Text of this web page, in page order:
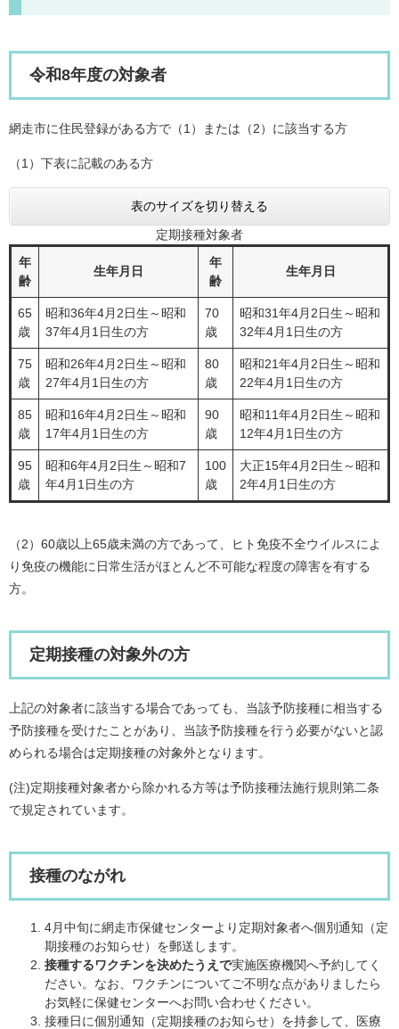
令和8年度の対象者
網走市に住民登録がある方で（1）または（2）に該当する方
（1）下表に記載のある方
表のサイズを切り替える
定期接種対象者
年
齢
生年月日
年
齢
生年月日
65
歳
昭和36年4月2日生～昭和
37年4月1日生の方
70
歳
昭和31年4月2日生～昭和
32年4月1日生の方
75
歳
昭和26年4月2日生～昭和
27年4月1日生の方
80
歳
昭和21年4月2日生～昭和
22年4月1日生の方
85
歳
昭和16年4月2日生～昭和
17年4月1日生の方
90
歳
昭和11年4月2日生～昭和
12年4月1日生の方
95
歳
昭和6年4月2日生～昭和7
年4月1日生の方
100
歳
大正15年4月2日生～昭和
2年4月1日生の方
（2）60歳以上65歳未満の方であって、ヒト免疫不全ウイルスによ
り免疫の機能に日常生活がほとんど不可能な程度の障害を有する
方。
定期接種の対象外の方
上記の対象者に該当する場合であっても、当該予防接種に相当する
予防接種を受けたことがあり、当該予防接種を行う必要がないと認
められる場合は定期接種の対象外となります。
(注)定期接種対象者から除かれる方等は予防接種法施行規則第二条
で規定されています。
接種のながれ
4月中旬に網走市保健センターより定期対象者へ個別通知（定
期接種のお知らせ）を郵送します。
接種するワクチンを決めたうえで実施医療機関へ予約してく
ださい。なお、ワクチンについてご不明な点がありましたら
お気軽に保健センターへお問い合わせください。
接種日に個別通知（定期接種のお知らせ）を持参して、医療